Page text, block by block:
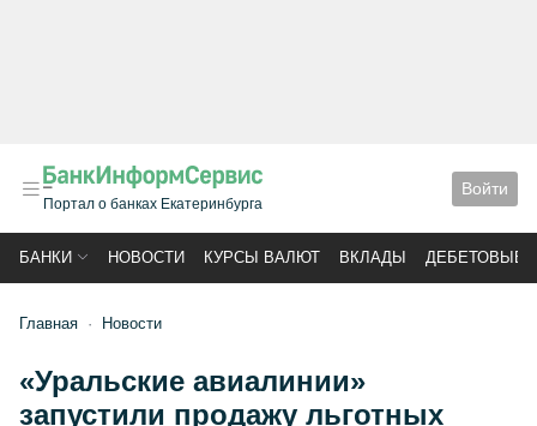
Портал о банках Екатеринбурга
Войти
БАНКИ НОВОСТИ КУРСЫ ВАЛЮТ ВКЛАДЫ ДЕБЕТОВЫЕ
Главная Новости
«Уральские авиалинии»
запустили продажу льготных